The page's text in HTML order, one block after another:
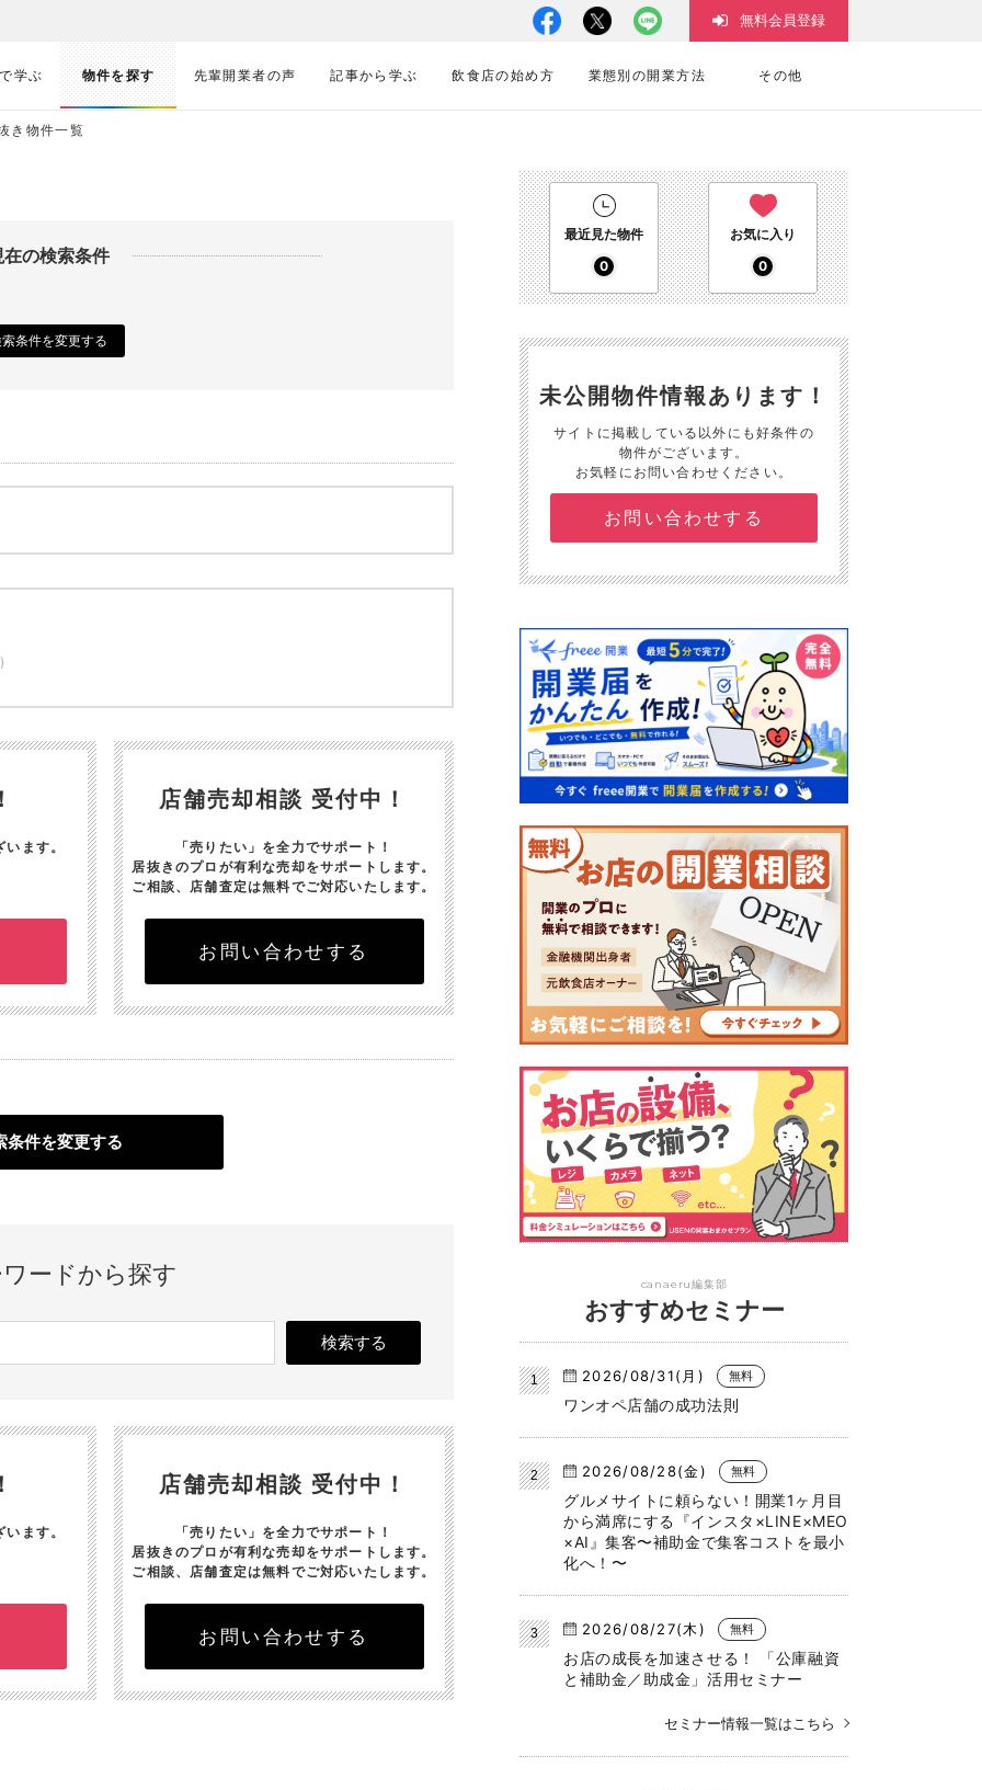
学ぶ 物件を探す 先輩開業者の声 記事から学ぶ 飲食店の始め方 業態別の開業方法 その他
無料会員登録
き物件一覧
在の検索条件
条件を変更する
ます。
店舗売却相談 受付中！
「売りたい」を全力でサポート！
居抜きのプロが有利な売却をサポートします。
ご相談、店舗査定は無料でご対応いたします。
お問い合わせする
条件を変更する
ードから探す
ます。
店舗売却相談 受付中！
「売りたい」を全力でサポート！
居抜きのプロが有利な売却をサポートします。
ご相談、店舗査定は無料でご対応いたします。
お問い合わせする
最近見た物件
0
お気に入り
0
未公開物件情報あります！
サイトに掲載している以外にも好条件の
物件がございます。
お気軽にお問い合わせください。
お問い合わせする
canaeru編集部
おすすめセミナー
2026/08/31(月) 無料
ワンオペ店舗の成功法則
2026/08/28(金) 無料
グルメサイトに頼らない！開業1ヶ月目
から満席にする『インスタ×LINE×MEO
×AI』集客〜補助金で集客コストを最小
化へ！〜
2026/08/27(木) 無料
お店の成長を加速させる！ 「公庫融資
と補助金／助成金」活用セミナー
セミナー情報一覧はこちら